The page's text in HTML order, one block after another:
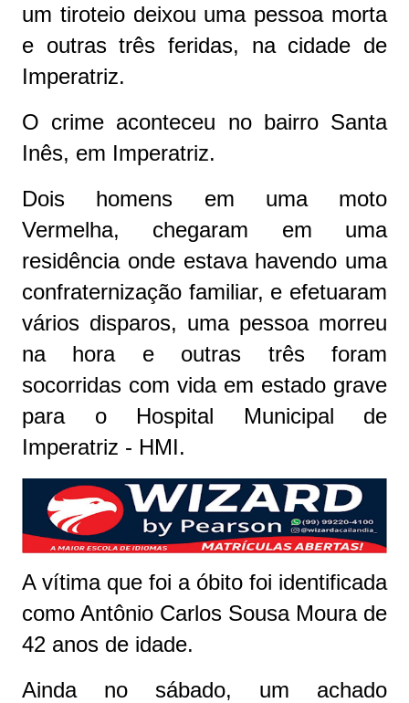
um tiroteio deixou uma pessoa morta
e outras três feridas, na cidade de
Imperatriz.
O crime aconteceu no bairro Santa
Inês, em Imperatriz.
Dois homens em uma moto
Vermelha, chegaram em uma
residência onde estava havendo uma
confraternização familiar, e efetuaram
vários disparos, uma pessoa morreu
na hora e outras três foram
socorridas com vida em estado grave
para o Hospital Municipal de
Imperatriz - HMI.
A vítima que foi a óbito foi identificada
como Antônio Carlos Sousa Moura de
42 anos de idade.
Ainda no sábado, um achado